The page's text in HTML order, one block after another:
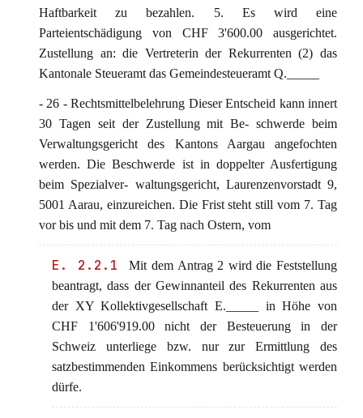
Haftbarkeit zu bezahlen. 5. Es wird eine
Parteientschädigung von CHF 3'600.00 ausgerichtet.
Zustellung an: die Vertreterin der Rekurrenten (2) das
Kantonale Steueramt das Gemeindesteueramt Q._____
- 26 - Rechtsmittelbelehrung Dieser Entscheid kann innert
30 Tagen seit der Zustellung mit Be- schwerde beim
Verwaltungsgericht des Kantons Aargau angefochten
werden. Die Beschwerde ist in doppelter Ausfertigung
beim Spezialver- waltungsgericht, Laurenzenvorstadt 9,
5001 Aarau, einzureichen. Die Frist steht still vom 7. Tag
vor bis und mit dem 7. Tag nach Ostern, vom
E. 2.2.1
Mit dem Antrag 2 wird die Feststellung
beantragt, dass der Gewinnanteil des Rekurrenten aus
der XY Kollektivgesellschaft E._____ in Höhe von
CHF 1'606'919.00 nicht der Besteuerung in der
Schweiz unterliege bzw. nur zur Ermittlung des
satzbestimmenden Einkommens berücksichtigt werden
dürfe.